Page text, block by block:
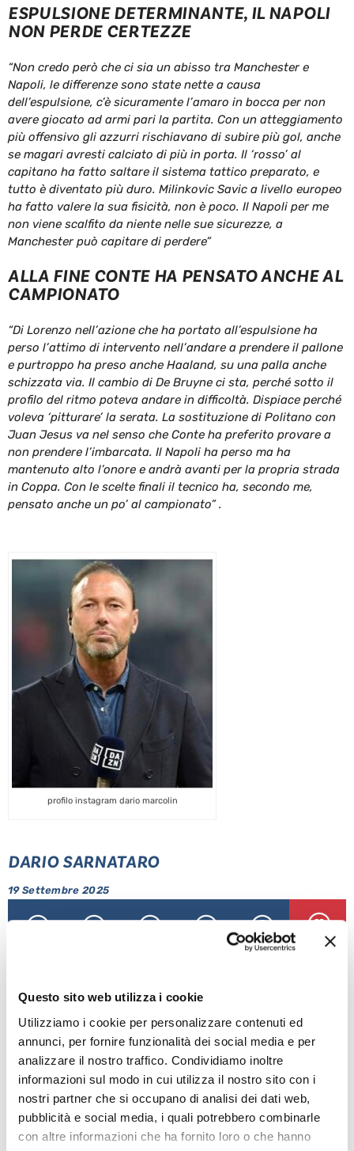
Questo sito web utilizza i cookie
Utilizziamo i cookie per personalizzare contenuti ed
annunci, per fornire funzionalità dei social media e per
analizzare il nostro traffico. Condividiamo inoltre
informazioni sul modo in cui utilizza il nostro sito con i
nostri partner che si occupano di analisi dei dati web,
pubblicità e social media, i quali potrebbero combinarle
con altre informazioni che ha fornito loro o che hanno
ESPULSIONE DETERMINANTE, IL NAPOLI
NON PERDE CERTEZZE
“Non credo però che ci sia un abisso tra Manchester e
Napoli, le differenze sono state nette a causa
dell’espulsione, c’è sicuramente l’amaro in bocca per non
avere giocato ad armi pari la partita. Con un atteggiamento
più offensivo gli azzurri rischiavano di subire più gol, anche
se magari avresti calciato di più in porta. Il ‘rosso’ al
capitano ha fatto saltare il sistema tattico preparato, e
tutto è diventato più duro. Milinkovic Savic a livello europeo
ha fatto valere la sua fisicità, non è poco. Il Napoli per me
non viene scalfito da niente nelle sue sicurezze, a
Manchester può capitare di perdere”
ALLA FINE CONTE HA PENSATO ANCHE AL
CAMPIONATO
“Di Lorenzo nell’azione che ha portato all’espulsione ha
perso l’attimo di intervento nell’andare a prendere il pallone
e purtroppo ha preso anche Haaland, su una palla anche
schizzata via. Il cambio di De Bruyne ci sta, perché sotto il
profilo del ritmo poteva andare in difficoltà. Dispiace perché
voleva ‘pitturare’ la serata. La sostituzione di Politano con
Juan Jesus va nel senso che Conte ha preferito provare a
non prendere l’imbarcata. Il Napoli ha perso ma ha
mantenuto alto l’onore e andrà avanti per la propria strada
in Coppa. Con le scelte finali il tecnico ha, secondo me,
pensato anche un po’ al campionato” .
profilo instagram dario marcolin
DARIO SARNATARO
19 Settembre 2025